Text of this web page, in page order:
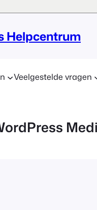
Helpcentrum
Veelgestelde vragen